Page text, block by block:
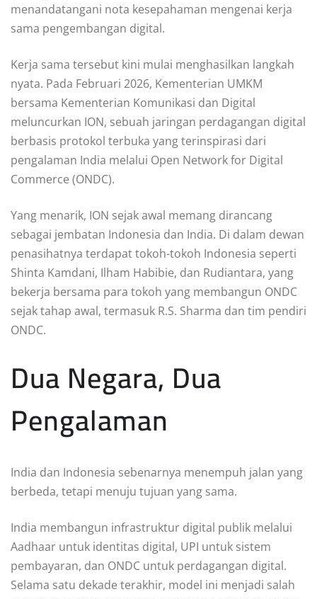
menandatangani nota kesepahaman mengenai kerja
sama pengembangan digital.
Kerja sama tersebut kini mulai menghasilkan langkah
nyata. Pada Februari 2026, Kementerian UMKM
bersama Kementerian Komunikasi dan Digital
meluncurkan ION, sebuah jaringan perdagangan digital
berbasis protokol terbuka yang terinspirasi dari
pengalaman India melalui Open Network for Digital
Commerce (ONDC).
Yang menarik, ION sejak awal memang dirancang
sebagai jembatan Indonesia dan India. Di dalam dewan
penasihatnya terdapat tokoh-tokoh Indonesia seperti
Shinta Kamdani, Ilham Habibie, dan Rudiantara, yang
bekerja bersama para tokoh yang membangun ONDC
sejak tahap awal, termasuk R.S. Sharma dan tim pendiri
ONDC.
Dua Negara, Dua
Pengalaman
India dan Indonesia sebenarnya menempuh jalan yang
berbeda, tetapi menuju tujuan yang sama.
India membangun infrastruktur digital publik melalui
Aadhaar untuk identitas digital, UPI untuk sistem
pembayaran, dan ONDC untuk perdagangan digital.
Selama satu dekade terakhir, model ini menjadi salah